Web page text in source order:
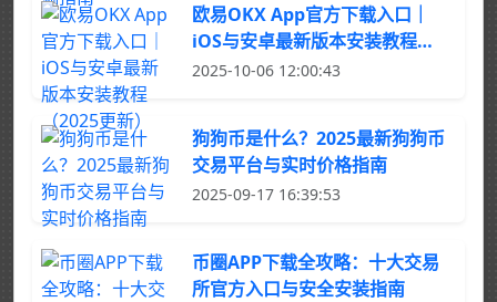
欧易OKX App官方下载入口｜
iOS与安卓最新版本安装教程
（2025更新）
2025-10-06 12:00:43
狗狗币是什么？2025最新狗狗币
交易平台与实时价格指南
2025-09-17 16:39:53
币圈APP下载全攻略：十大交易
所官方入口与安全安装指南